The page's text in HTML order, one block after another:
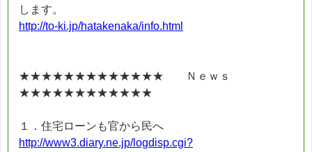
します。
http://to-ki.jp/hatakenaka/info.html
★★★★★★★★★★★★★ Ｎｅｗｓ
★★★★★★★★★★★★
１．住宅ローンも官から民へ
http://www3.diary.ne.jp/logdisp.cgi?